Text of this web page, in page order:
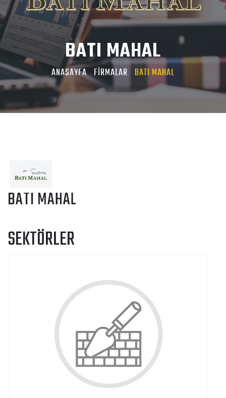
BATI MAHAL
ANASAYFA FİRMALAR BATI MAHAL
BATI MAHAL
SEKTÖRLER